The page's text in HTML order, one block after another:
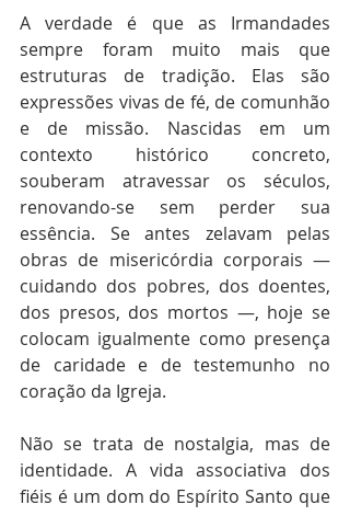
A verdade é que as Irmandades
sempre foram muito mais que
estruturas de tradição. Elas são
expressões vivas de fé, de comunhão
e de missão. Nascidas em um
contexto histórico concreto,
souberam atravessar os séculos,
renovando-se sem perder sua
essência. Se antes zelavam pelas
obras de misericórdia corporais —
cuidando dos pobres, dos doentes,
dos presos, dos mortos —, hoje se
colocam igualmente como presença
de caridade e de testemunho no
coração da Igreja.
Não se trata de nostalgia, mas de
identidade. A vida associativa dos
fiéis é um dom do Espírito Santo que